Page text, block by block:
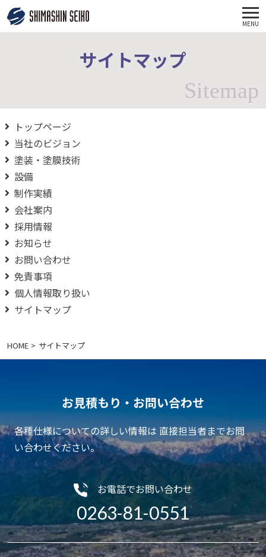
MENU
サイトマップ
Sitemap
トップページ
当社のビジョン
塗装・塗膜技術
設備
制作実績
会社案内
採用情報
お知らせ
お問い合わせ
免責事項
個人情報取り扱い
サイトマップ
HOME サイトマップ
お見積もり・お問い合わせ
各種仕様についての詳しい情報は 直接担当者までお問
い合わせください。
お電話でお問い合わせ
0263-81-0551